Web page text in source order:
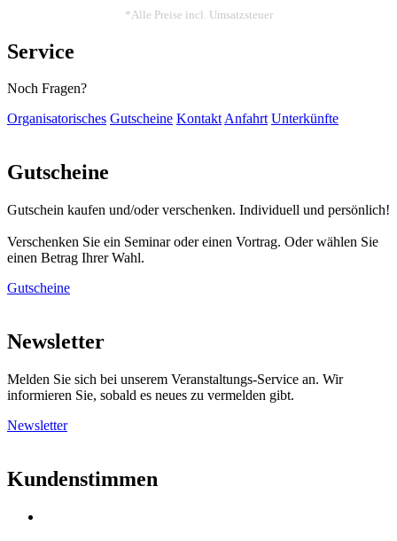
*Alle Preise incl. Umsatzsteuer
Service
Noch Fragen?
Organisatorisches Gutscheine KontaktAnfahrt Unterkünfte
Gutscheine
Gutschein kaufen und/oder verschenken. Individuell und persönlich!
Verschenken Sie ein Seminar oder einen Vortrag. Oder wählen Sie
einen Betrag Ihrer Wahl.
Gutscheine
Newsletter
Melden Sie sich bei unserem Veranstaltungs-Service an. Wir
informieren Sie, sobald es neues zu vermelden gibt.
Newsletter
Kundenstimmen